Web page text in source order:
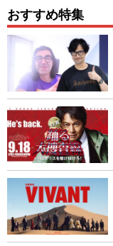
おすすめ特集